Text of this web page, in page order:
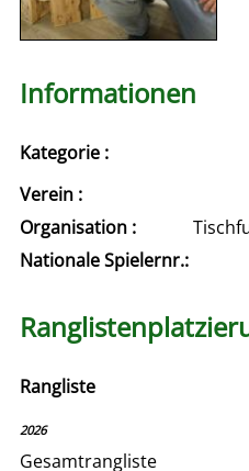
Informationen
Kategorie :
Verein :
Organisation :
Nationale Spielernr.:
Rangliste
2026
Gesamtrangliste